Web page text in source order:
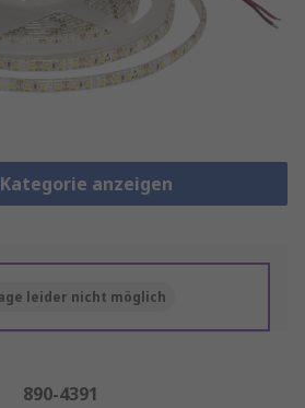
anzeigen
leider nicht möglich
890-4391